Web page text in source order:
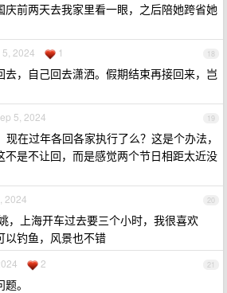
庆前两天去我家里看一眼，之后陪她跨省她
18
5, 2024 1
去，自己回去潇洒。假期结束再接回来，岂
19
5, 2024
现在过年各回各家执行了么？这是个办法，
不是不让回，而是感觉两个节日相距太近没
20
2024
，上海开车过去要三个小时，我很喜欢
以钓鱼，风景也不错
21
2
。